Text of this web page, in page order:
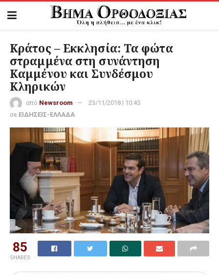
Κράτος – Εκκλησία: Τα φώτα
στραμμένα στη συνάντηση
Καμμένου και Συνδέσμου
Κληρικών
από Newsroom
23/11/2018 | 10:45
σε ΕΙΔΗΣΕΙΣ-ΕΛΛΑΔΑ
85
SHARES